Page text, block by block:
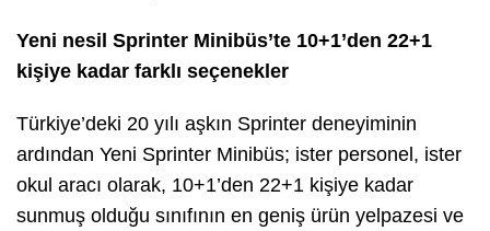
Yeni nesil Sprinter Minibüs’te 10+1’den 22+1
kişiye kadar farklı seçenekler
Türkiye’deki 20 yılı aşkın Sprinter deneyiminin
ardından Yeni Sprinter Minibüs; ister personel, ister
okul aracı olarak, 10+1’den 22+1 kişiye kadar
sunmuş olduğu sınıfının en geniş ürün yelpazesi ve